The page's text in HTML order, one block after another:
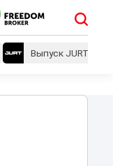
Выпуск JURT